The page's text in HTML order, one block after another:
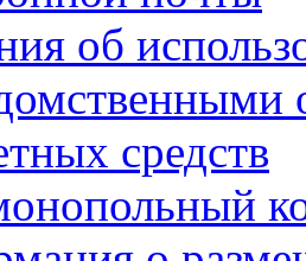
об
средств